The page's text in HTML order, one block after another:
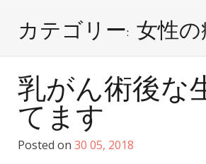
カテゴリー: 女性
乳がん術後な
てます
Posted on 30 05, 2018